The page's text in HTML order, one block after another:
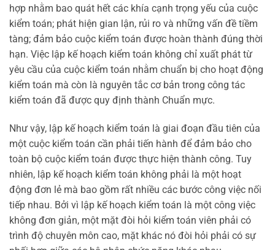
hợp nhằm bao quát hết các khía cạnh trọng yếu của cuộc
kiểm toán; phát hiện gian lận, rủi ro và những vấn đề tiềm
tàng; đảm bảo cuộc kiểm toán được hoàn thành đúng thời
hạn. Việc lập kế hoạch kiểm toán không chỉ xuất phát từ
yêu cầu của cuộc kiểm toán nhằm chuẩn bị cho hoạt động
kiểm toán mà còn là nguyên tắc cơ bản trong công tác
kiểm toán đã được quy định thành Chuẩn mực.
Như vậy, lập kế hoạch kiểm toán là giai đoạn đầu tiên của
một cuộc kiểm toán cần phải tiến hành để đảm bảo cho
toàn bộ cuộc kiểm toán được thực hiện thành công. Tuy
nhiên, lập kế hoạch kiểm toán không phải là một hoạt
động đơn lẻ mà bao gồm rất nhiều các bước công việc nối
tiếp nhau. Bởi vì lập kế hoạch kiểm toán là một công việc
không đơn giản, một mặt đòi hỏi kiểm toán viên phải có
trình độ chuyên môn cao, mặt khác nó đòi hỏi phải có sự